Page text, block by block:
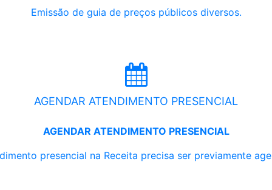
Emissão de guia de preços públicos diversos.
AGENDAR ATENDIMENTO PRESENCIAL
AGENDAR ATENDIMENTO PRESENCIAL
presencial na Receita precisa ser previamente